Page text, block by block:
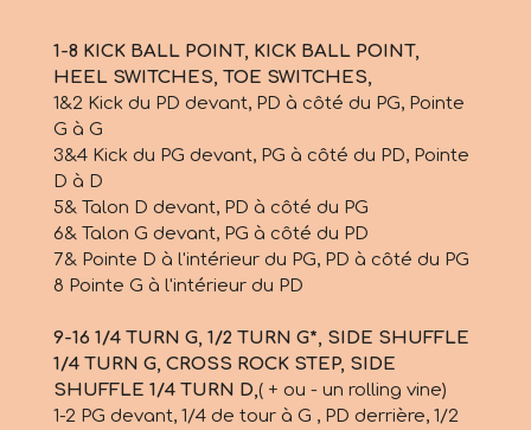
1-8 KICK BALL POINT, KICK BALL POINT,
HEEL SWITCHES, TOE SWITCHES,
1&2 Kick du PD devant, PD à côté du PG, Pointe
G à G
3&4 Kick du PG devant, PG à côté du PD, Pointe
D à D
5& Talon D devant, PD à côté du PG
6& Talon G devant, PG à côté du PD
7& Pointe D à l'intérieur du PG, PD à côté du PG
8 Pointe G à l'intérieur du PD
9-16 1/4 TURN G, 1/2 TURN G*, SIDE SHUFFLE
1/4 TURN G, CROSS ROCK STEP, SIDE
SHUFFLE 1/4 TURN D,( + ou - un rolling vine)
1-2 PG devant, 1/4 de tour à G , PD derrière, 1/2